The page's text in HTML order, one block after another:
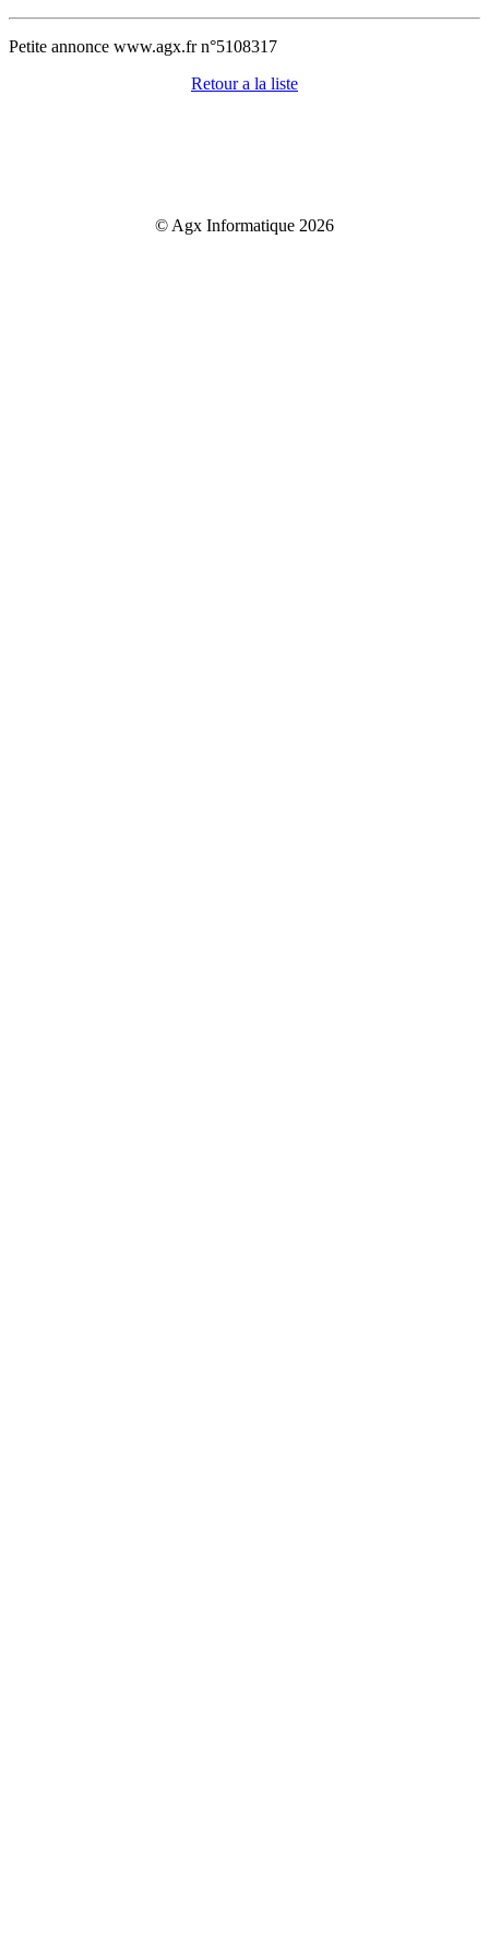
Petite annonce www.agx.fr n°5108317
Retour a la liste
© Agx Informatique 2026